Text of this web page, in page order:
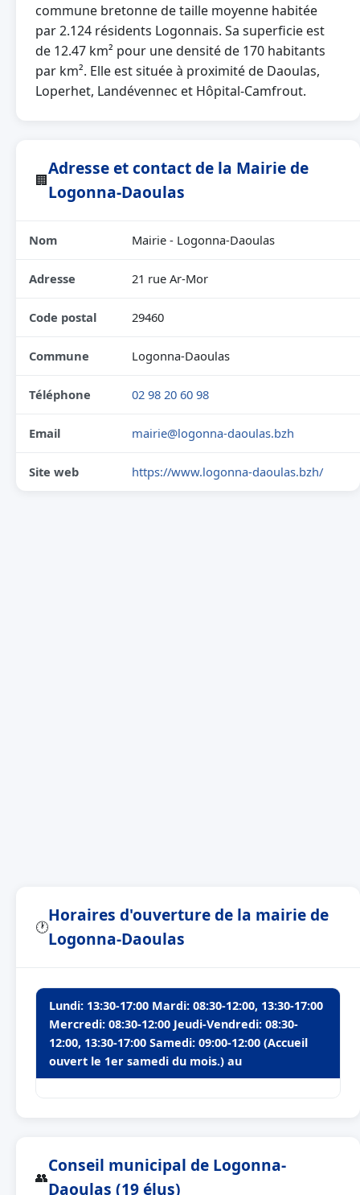
commune bretonne de taille moyenne habitée
par 2.124 résidents Logonnais. Sa superficie est
de 12.47 km² pour une densité de 170 habitants
par km². Elle est située à proximité de Daoulas,
Loperhet, Landévennec et Hôpital-Camfrout.
🏢
Adresse et contact de la Mairie de
Logonna-Daoulas
Nom Mairie - Logonna-Daoulas
Adresse 21 rue Ar-Mor
Code postal 29460
Commune Logonna-Daoulas
Téléphone 02 98 20 60 98
Email mairie@logonna-daoulas.bzh
Site web https://www.logonna-daoulas.bzh/
🕐
Horaires d'ouverture de la mairie de
Logonna-Daoulas
Lundi: 13:30-17:00 Mardi: 08:30-12:00, 13:30-17:00
Mercredi: 08:30-12:00 Jeudi-Vendredi: 08:30-
12:00, 13:30-17:00 Samedi: 09:00-12:00 (Accueil
ouvert le 1er samedi du mois.) au
👥
Conseil municipal de Logonna-
Daoulas (19 élus)